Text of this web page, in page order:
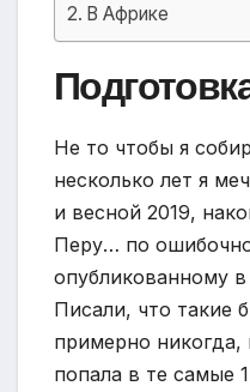
В Африке
Не то чтобы я
несколько лет я
и весной 2019,
Перу… по
опубликованному
Писали, что такие
примерно никогда,
попала в те самые